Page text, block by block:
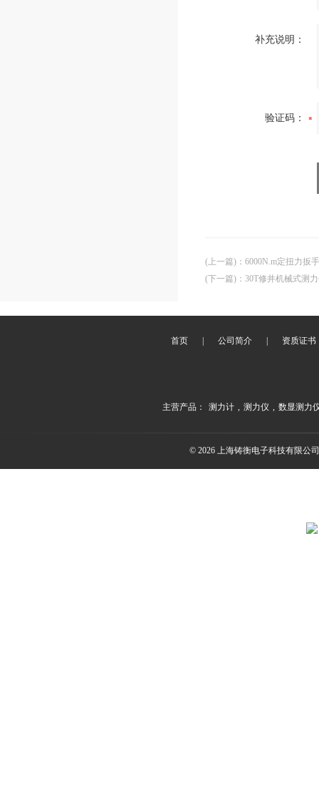
补充说明：
验证码：
(上一篇) ： 6000N.m定扭力扳
(下一篇) ： 30T修井机械式测
首页 公司简介 资质证书
主营产品： 测力计 , 测力仪 , 数显测力
© 2026 上海铸衡电子科技有限公